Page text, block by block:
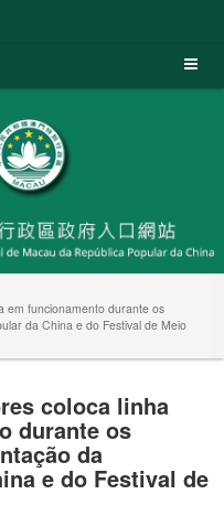
em funcionamento durante os
da China e do Festival de Meio
coloca linha
durante os
da
e do Festival de